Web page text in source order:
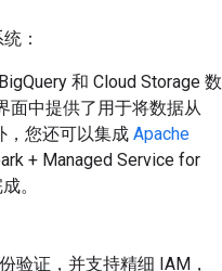
：
和 Cloud Storage 数
面中提供了用于将数据从
，您还可以集成 Apache
+ Managed Service for
。
验证，并支持精细 IAM，